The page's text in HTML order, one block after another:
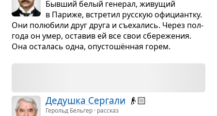
Быв­ший белый гене­рал, живу­щий
в Париже, встре­тил рус­скую офи­ци­антку.
Они полю­били друг друга и съе­ха­лись. Через пол­
года он умер, оста­вив ей все свои сбе­ре­же­ния.
Она оста­лась одна, опу­стошён­ная горем.
Дедушка Сер­гали 👴🏻
Герольд Бельгер · рассказ